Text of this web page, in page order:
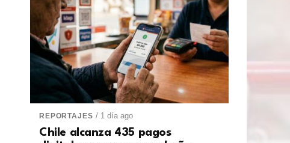
REPORTAJES / 1 día ago
Chile alcanza 435 pagos